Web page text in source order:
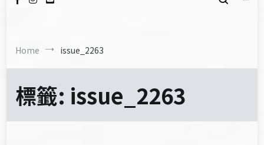
Home issue_2263
標籤: issue_2263